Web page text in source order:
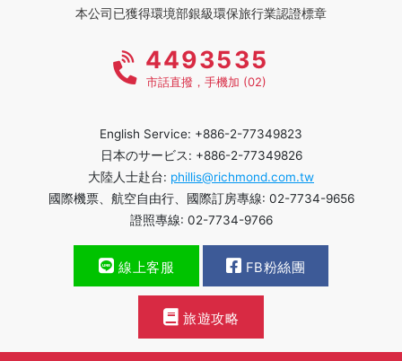
本公司已獲得環境部銀級環保旅行業認證標章
4493535
市話直撥，手機加 (02)
English Service: +886-2-77349823
日本のサービス: +886-2-77349826
大陸人士赴台: phillis@richmond.com.tw
國際機票、航空自由行、國際訂房專線: 02-7734-9656
證照專線: 02-7734-9766
線上客服 FB粉絲團
旅遊攻略